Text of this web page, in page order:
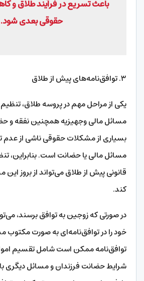
باعث تسریع در فرآیند طلاق
حقوقی بعدی شود.
۳. توافق‌نامه‌های پیش از طلاق
یکی از مراحل مهم در پروسه طلاق، تنظیم
مسائل مالی وجهیزیه همچنین نفقه و
بسیاری از مشکلات حقوقی ناشی از عدم
مسائل مالی یا حضانت است. بنابراین،
قانونی پیش از طلاق می‌تواند از بروز
کند.
در صورتی که زوجین به توافق برسند،
خود را در توافق‌نامه‌ای به صورت
توافق‌نامه ممکن است شامل تقسیم
شرایط حضانت فرزندان و مسائل دیگری